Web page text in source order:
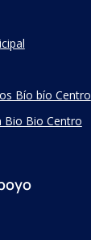
Bío bío Centro
Bio Bio Centro